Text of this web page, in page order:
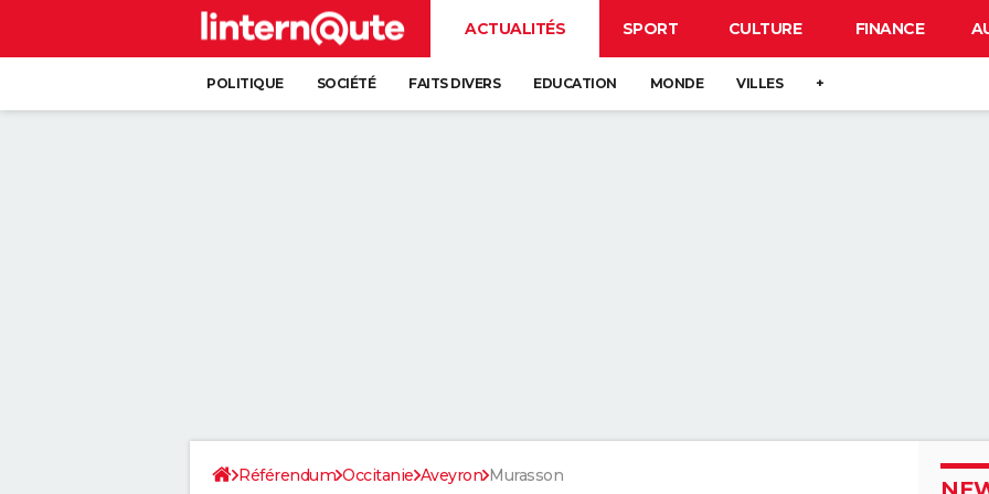
ACTUALITÉS SPORT CULTURE FINANCE
POLITIQUE SOCIÉTÉ FAITS DIVERS EDUCATION MONDE VILLES +
Référendum Occitanie Aveyron Murasson